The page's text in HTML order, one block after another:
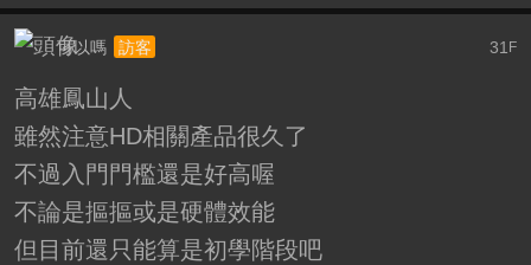
31 F
可以嗎 訪客
高雄鳳山人
雖然注意HD相關產品很久了
不過入門門檻還是好高喔
不論是摳摳或是硬體效能
但目前還只能算是初學階段吧